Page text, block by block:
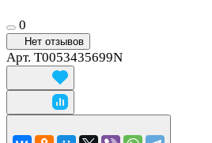
0
Нет отзывов
Арт. T0053435699N